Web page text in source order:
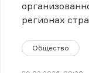
регионах
Общество